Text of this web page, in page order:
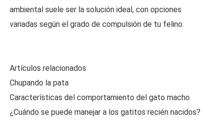
ambiental suele ser la solución ideal, con opciones
variadas según el grado de compulsión de tu felino.
Artículos relacionados
Chupando la pata
Características del comportamiento del gato macho
¿Cuándo se puede manejar a los gatitos recién nacidos?